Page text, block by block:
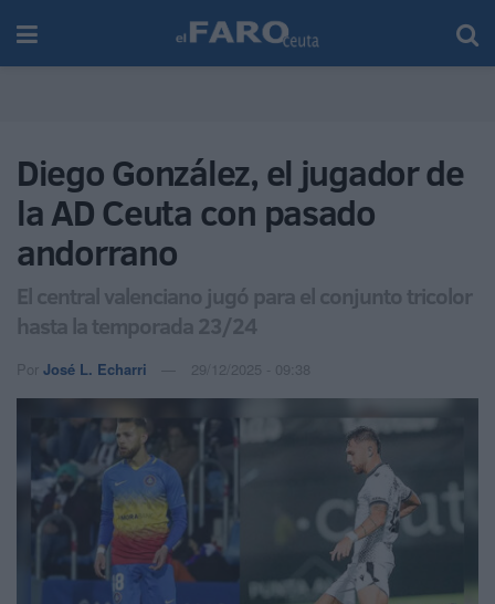
Diego González, el jugador de
la AD Ceuta con pasado
andorrano
El central valenciano jugó para el conjunto tricolor
hasta la temporada 23/24
Por José L. Echarri 29/12/2025 - 09:38